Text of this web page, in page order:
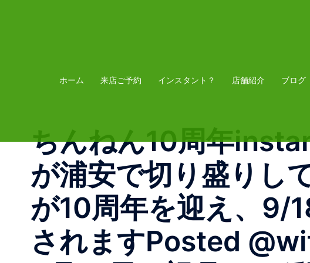
ホーム 来店ご予約 インスタント？ 店舗紹介 ブログ
ちんねん10周年
が浦安で切り盛りし
が10周年を迎え、9/
されますPosted